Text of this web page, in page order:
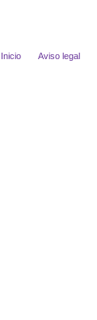
Inicio Aviso legal